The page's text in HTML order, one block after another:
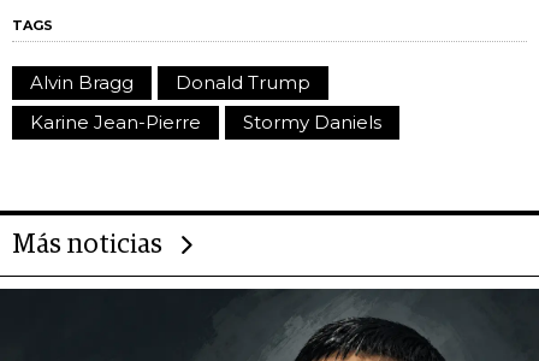
TAGS
Alvin Bragg
Donald Trump
Karine Jean-Pierre
Stormy Daniels
Más noticias